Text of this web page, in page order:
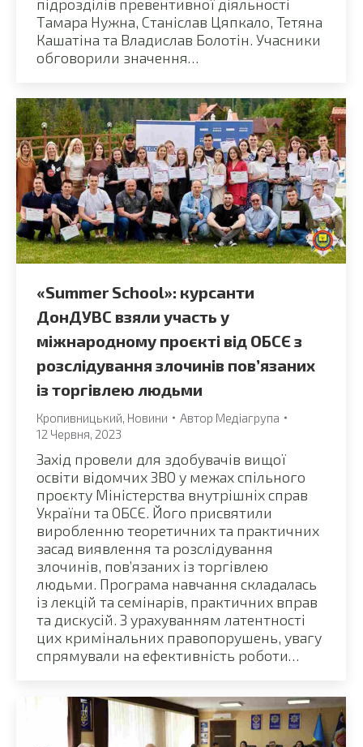
підрозділів превентивної діяльності
Тамара Нужна, Станіслав Цяпкало, Тетяна
Кашатіна та Владислав Болотін. Учасники
обговорили значення…
«Summer School»: курсанти
ДонДУВС взяли участь у
міжнародному проєкті від ОБСЄ з
розслідування злочинів пов’язаних
із торгівлею людьми
Кропивницький Новини Автор Медіагрупа
12 Червня, 2023
Захід провели для здобувачів вищої
освіти відомчих ЗВО у межах спільного
проєкту Міністерства внутрішніх справ
України та ОБСЄ. Його присвятили
виробленню теоретичних та практичних
засад виявлення та розслідування
злочинів, пов’язаних із торгівлею
людьми. Програма навчання складалась
із лекцій та семінарів, практичних вправ
та дискусій. З урахуванням латентності
цих кримінальних правопорушень, увагу
спрямували на ефективність роботи…